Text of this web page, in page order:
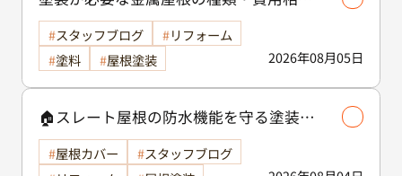
等解説いたします🖊️
2026年08月05日
スタッフブログ
リフォーム
塗料
屋根塗装
🏠スレート屋根の防水機能を守る塗装の
役割🏠/屋根塗装
屋根カバー
スタッフブログ